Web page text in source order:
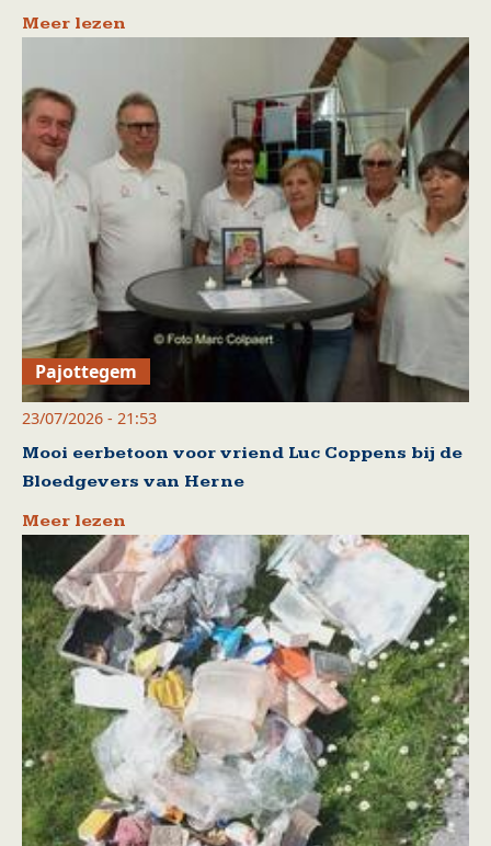
Meer lezen
Pajottegem
23/07/2026 - 21:53
Mooi eerbetoon voor vriend Luc Coppens bij de
Bloedgevers van Herne
Meer lezen